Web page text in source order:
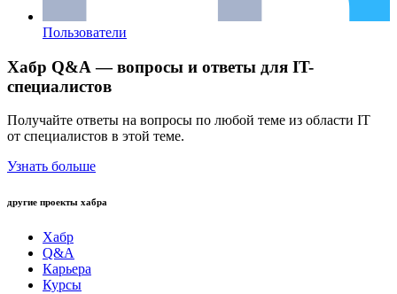
Пользователи
Хабр Q&A — вопросы и ответы для IT-
специалистов
Получайте ответы на вопросы по любой теме из области IT
от специалистов в этой теме.
Узнать больше
другие проекты хабра
Хабр
Q&A
Карьера
Курсы